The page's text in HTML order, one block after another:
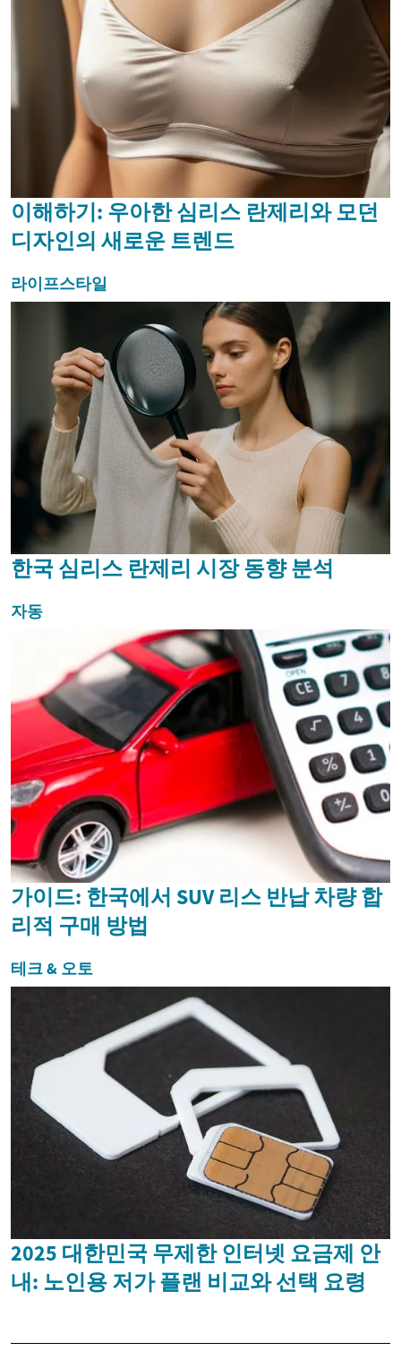
이해하기: 우아한 심리스 란제리와 모던
디자인의 새로운 트렌드
라이프스타일
한국 심리스 란제리 시장 동향 분석
자동
가이드: 한국에서 SUV 리스 반납 차량 합
리적 구매 방법
테크 & 오토
2025 대한민국 무제한 인터넷 요금제 안
내: 노인용 저가 플랜 비교와 선택 요령